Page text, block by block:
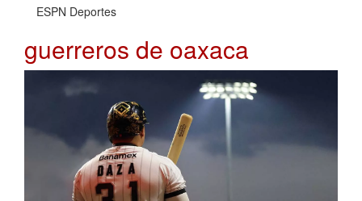
ESPN Deportes
guerreros de oaxaca